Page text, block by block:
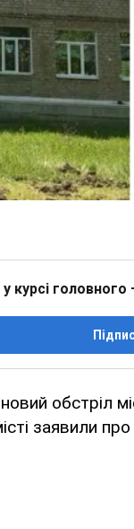
курсі головного
обстріл
заявили